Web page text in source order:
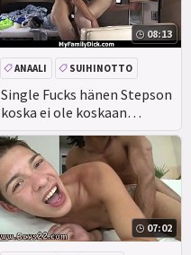
08:13
Single Fucks hänen Stepson
koska ei ole koskaan
tarpeeksi aikaa mennä ulos
ja tavata joku-Myfamilydick
ANAALI SUIHINOTTO
07:02